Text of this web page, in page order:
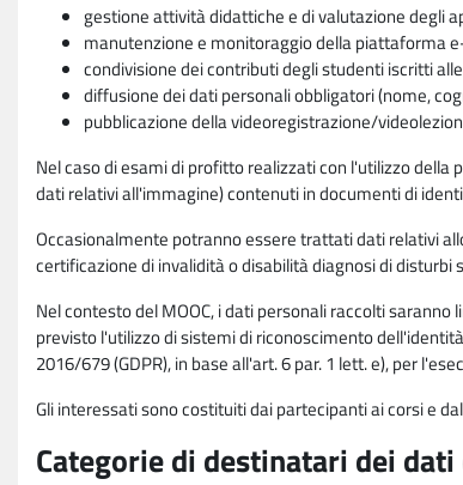
gestione attività didattiche e di valutazione degli
manutenzione e monitoraggio della piattaforma
condivisione dei contributi degli studenti iscritti
diffusione dei dati personali obbligatori (nome,
pubblicazione della videoregistrazione/
Nel caso di esami di profitto realizzati con l'utilizzo
dati relativi all'immagine) contenuti in documenti di
Occasionalmente potranno essere trattati dati relativi
certificazione di invalidità o disabilità diagnosi di disturbi
Nel contesto del MOOC, i dati personali raccolti
previsto l'utilizzo di sistemi di riconoscimento
2016/679 (GDPR), in base all'art. 6 par. 1 lett. e), per
Gli interessati sono costituiti dai partecipanti ai corsi e
Categorie di destinatari dei